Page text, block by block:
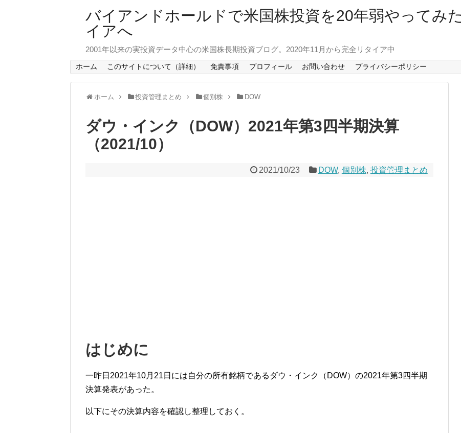
バイアンドホールドで米国株投資を20年弱やってみ
イアへ
2001年以来の実投資データ中心の米国株長期投資ブログ。2020年11月から完全リタイア中
ホーム このサイトについて（詳細） 免責事項 プロフィール お問い合わせ プライバシーポリシー
ホーム 投資管理まとめ 個別株 DOW
ダウ・インク（DOW）2021年第3四半期決算
（2021/10）
2021/10/23 DOW, 個別株, 投資管理まとめ
はじめに
一昨日2021年10月21日には自分の所有銘柄であるダウ・インク（DOW）の2021年第3四半期
決算発表があった。
以下にその決算内容を確認し整理しておく。